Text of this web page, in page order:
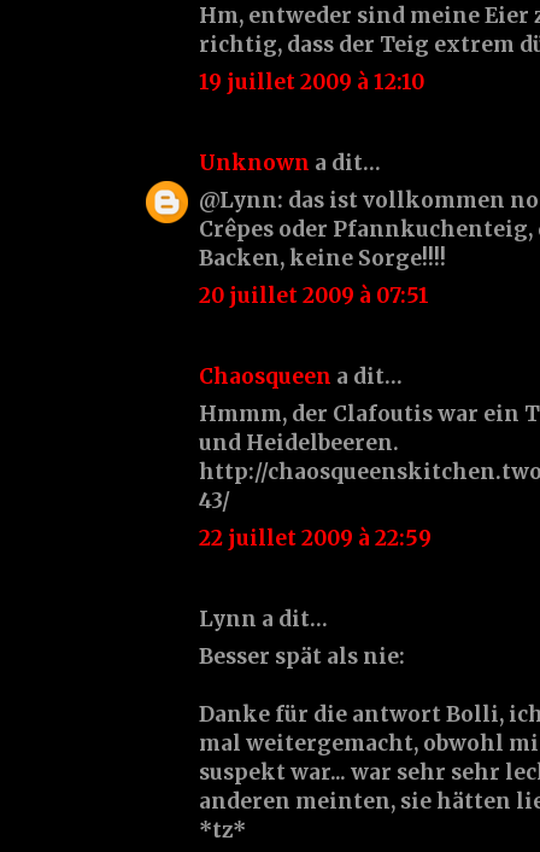
Hm, entweder sind meine Eier
richtig, dass der Teig extrem
19 juillet 2009 à 12:10
Unknown a dit…
@Lynn: das ist vollkommen
Crêpes oder Pfannkuchenteig,
Backen, keine Sorge!!!!
20 juillet 2009 à 07:51
Chaosqueen a dit…
Hmmm, der Clafoutis war ein
und Heidelbeeren.
http://
43/
22 juillet 2009 à 22:59
Lynn a dit…
Besser spät als nie:
Danke für die antwort Bolli,
mal weitergemacht, obwohl
suspekt war... war sehr sehr
anderen meinten, sie hätten
*tz*